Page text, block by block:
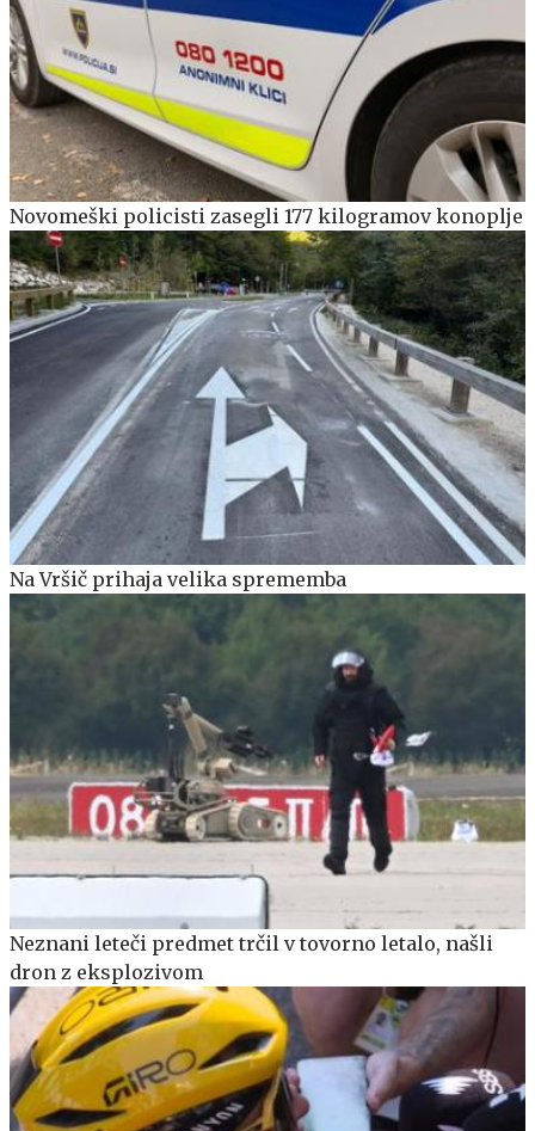
Novomeški policisti zasegli 177 kilogramov konoplje
Na Vršič prihaja velika sprememba
Neznani leteči predmet trčil v tovorno letalo, našli
dron z eksplozivom